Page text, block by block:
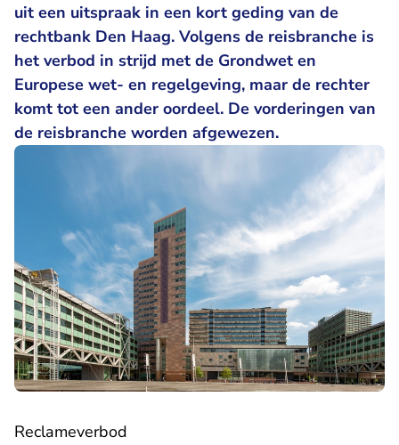
uit een uitspraak in een kort geding van de
rechtbank Den Haag. Volgens de reisbranche is
het verbod in strijd met de Grondwet en
Europese wet- en regelgeving, maar de rechter
komt tot een ander oordeel. De vorderingen van
de reisbranche worden afgewezen.
Reclameverbod